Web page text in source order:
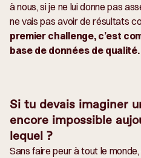
à nous, si je ne lui donne pas
ne vais pas avoir de résultats
premier challenge, c’est
base de données de qualité.
Si tu devais imaginer
encore impossible
lequel ?
Sans faire peur à tout le